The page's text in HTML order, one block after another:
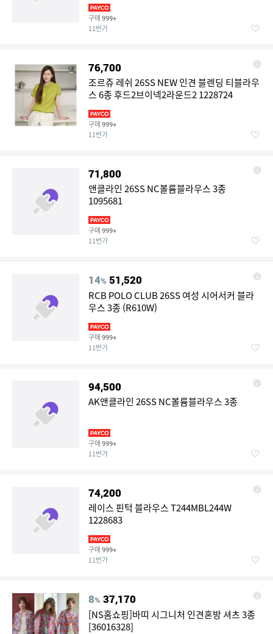
구매 999+
11번가
76,700
조르쥬 레쉬 26SS NEW 인견 블렌딩 티블라우
스 6종 후드2브이넥2라운드2 1228724
구매 999+
11번가
71,800
앤클라인 26SS NC볼륨블라우스 3종
1095681
구매 999+
11번가
14% 51,520
RCB POLO CLUB 26SS 여성 시어서커 블라
우스 3종 (R610W)
구매 999+
11번가
94,500
AK앤클라인 26SS NC볼륨블라우스 3종
구매 999+
11번가
74,200
레이스 핀턱 블라우스 T244MBL244W
1228683
구매 999+
11번가
8% 37,170
[NS홈쇼핑]바띠 시그니처 인견혼방 셔츠 3종
[36016328]